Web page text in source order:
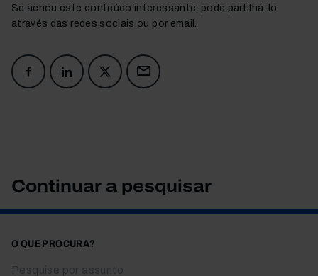
Se achou este conteúdo interessante, pode partilhá-lo
através das redes sociais ou por email.
Continuar a pesquisar
O QUE PROCURA?